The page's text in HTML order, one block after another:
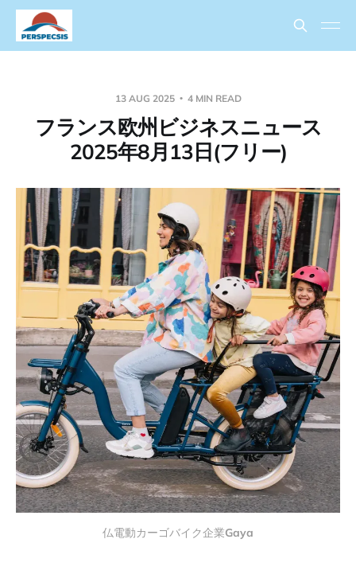
13 AUG 2025 4 MIN READ
フランス欧州ビジネスニュース
2025年8月13日(フリー)
仏電動カーゴバイク企業Gaya